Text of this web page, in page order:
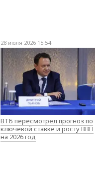
28 июля 2026 15:54
ВТБ пересмотрел прогноз по
ключевой ставке и росту ВВП
на 2026 год